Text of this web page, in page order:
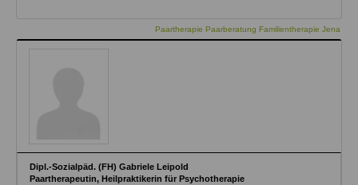
Paartherapie Paarberatung Familientherapie Jena
Dipl.-Sozialpäd. (FH) Gabriele Leipold
Paartherapeutin, Heilpraktikerin für Psychotherapie